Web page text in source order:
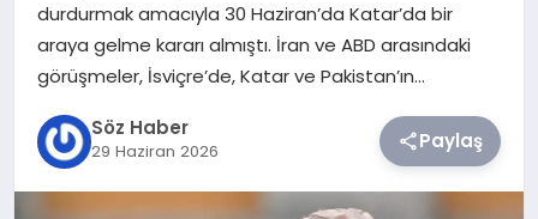
SIYASET
YAŞAM
durdurmak amacıyla 30 Haziran’da Katar’da bir
araya gelme kararı almıştı. İran ve ABD arasındaki
görüşmeler, İsviçre’de, Katar ve Pakistan’ın…
Söz Haber
29 Haziran 2026 Paylaş